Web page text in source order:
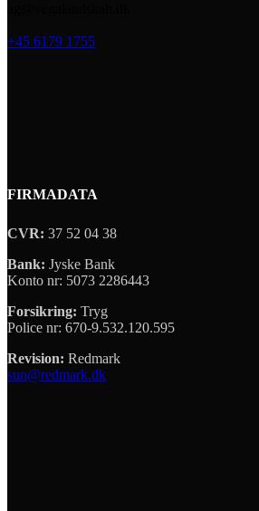
+45 6179 1755
FIRMADATA
CVR: 37 52 04 38
Bank: Jyske Bank
Konto nr: 5073 2286443
Forsikring: Tryg
Police nr: 670-9.532.120.595
Revision: Redmark
sun@redmark.dk